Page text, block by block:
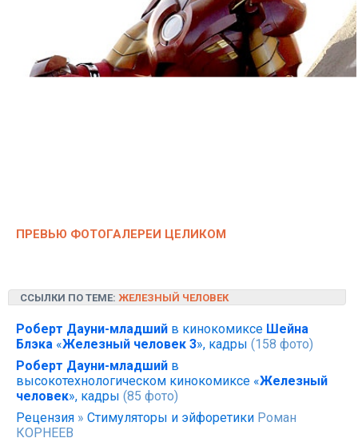
ПРЕВЬЮ ФОТОГАЛЕРЕИ ЦЕЛИКОМ
ССЫЛКИ ПО ТЕМЕ: ЖЕЛЕЗНЫЙ ЧЕЛОВЕК
Роберт Дауни-младший в кинокомиксе Шейна
Блэка «Железный человек 3», кадры (158 фото)
Роберт Дауни-младший в
высокотехнологическом кинокомиксе «Железный
человек», кадры (85 фото)
Рецензия » Стимуляторы и эйфоретики Роман
КОРНЕЕВ